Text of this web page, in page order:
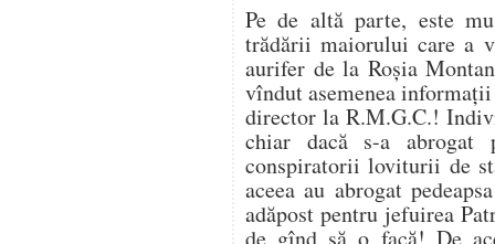
Pe de altă parte, este
trădării maiorului care a
aurifer de la Roşia
vîndut asemenea
director la R.M.G.C.!
chiar dacă s-a abrogat
conspiratorii loviturii de
aceea au abrogat
adăpost pentru jefuirea
de gînd să o facă! De